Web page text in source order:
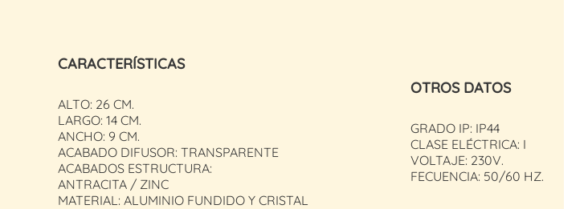
CARACTERÍSTICAS
ALTO: 26 CM.
LARGO: 14 CM.
ANCHO: 9 CM.
ACABADO DIFUSOR: TRANSPARENTE
ACABADOS ESTRUCTURA:
ANTRACITA / ZINC
MATERIAL: ALUMINIO FUNDIDO Y CRISTAL
OTROS DATOS
GRADO IP: IP44
CLASE ELÉCTRICA: I
VOLTAJE: 230V.
FECUENCIA: 50/60 HZ.